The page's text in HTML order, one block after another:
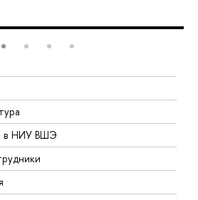
в НИУ ВШЭ